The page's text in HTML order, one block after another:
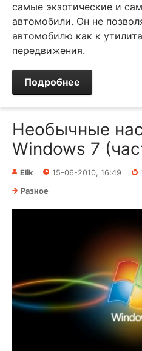
самые экзотические и
автомобили. Он не
автомобилю как к
передвижения.
Подробнее
Необычные
Windows 7
Elik 15-06-2010, 16:49
Разное